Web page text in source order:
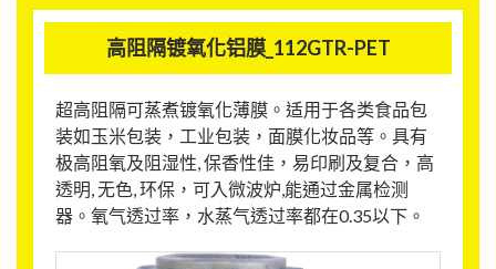
高阻隔镀氧化铝膜_112GTR-PET
超高阻隔可蒸煮镀氧化薄膜。适用于各类食品包
装如玉米包装，工业包装，面膜化妆品等。具有
极高阻氧及阻湿性, 保香性佳，易印刷及复合，高
透明, 无色, 环保，可入微波炉,能通过金属检测
器。氧气透过率，水蒸气透过率都在0.35以下。